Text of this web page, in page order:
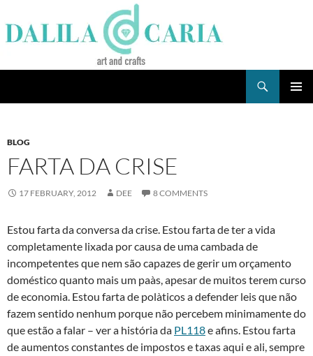
to
content
BLOG
FARTA DA CRISE
17 FEBRUARY, 2012 DEE 8 COMMENTS
Estou farta da conversa da crise. Estou farta de ter a vida
completamente lixada por causa de uma cambada de
incompetentes que nem são capazes de gerir um orçamento
doméstico quanto mais um paà­s, apesar de muitos terem curso
de economia. Estou farta de polà­ticos a defender leis que não
fazem sentido nenhum porque não percebem minimamente do
que estão a falar – ver a história da PL118e afins. Estou farta
de aumentos constantes de impostos e taxas aqui e ali, sempre